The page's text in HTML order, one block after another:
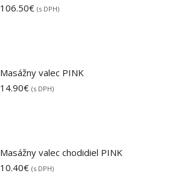
106.50€ (s DPH)
Masážny valec PINK
14.90€ (s DPH)
Masážny valec chodidiel PINK
10.40€ (s DPH)